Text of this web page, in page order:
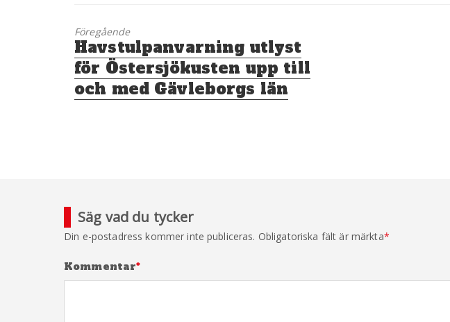
Föregående
Föregående
inlägg:
Havstulpanvarning utlyst
för Östersjökusten upp till
och med Gävleborgs län
Säg vad du tycker
Din e-postadress kommer inte publiceras. Obligatoriska fält är märkta*
Kommentar*